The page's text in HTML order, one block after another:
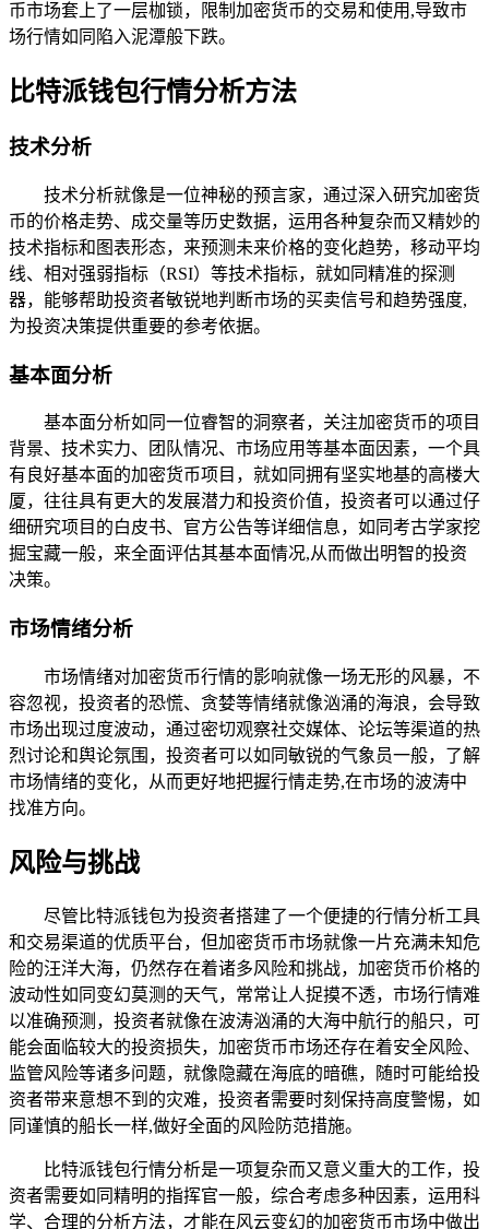
币市场套上了一层枷锁，限制加密货币的交易和使用,导致市
场行情如同陷入泥潭般下跌。
比特派钱包行情分析方法
技术分析
技术分析就像是一位神秘的预言家，通过深入研究加密货
币的价格走势、成交量等历史数据，运用各种复杂而又精妙的
技术指标和图表形态，来预测未来价格的变化趋势，移动平均
线、相对强弱指标（RSI）等技术指标，就如同精准的探测
器，能够帮助投资者敏锐地判断市场的买卖信号和趋势强度,
为投资决策提供重要的参考依据。
基本面分析
基本面分析如同一位睿智的洞察者，关注加密货币的项目
背景、技术实力、团队情况、市场应用等基本面因素，一个具
有良好基本面的加密货币项目，就如同拥有坚实地基的高楼大
厦，往往具有更大的发展潜力和投资价值，投资者可以通过仔
细研究项目的白皮书、官方公告等详细信息，如同考古学家挖
掘宝藏一般，来全面评估其基本面情况,从而做出明智的投资
决策。
市场情绪分析
市场情绪对加密货币行情的影响就像一场无形的风暴，不
容忽视，投资者的恐慌、贪婪等情绪就像汹涌的海浪，会导致
市场出现过度波动，通过密切观察社交媒体、论坛等渠道的热
烈讨论和舆论氛围，投资者可以如同敏锐的气象员一般，了解
市场情绪的变化，从而更好地把握行情走势,在市场的波涛中
找准方向。
风险与挑战
尽管比特派钱包为投资者搭建了一个便捷的行情分析工具
和交易渠道的优质平台，但加密货币市场就像一片充满未知危
险的汪洋大海，仍然存在着诸多风险和挑战，加密货币价格的
波动性如同变幻莫测的天气，常常让人捉摸不透，市场行情难
以准确预测，投资者就像在波涛汹涌的大海中航行的船只，可
能会面临较大的投资损失，加密货币市场还存在着安全风险、
监管风险等诸多问题，就像隐藏在海底的暗礁，随时可能给投
资者带来意想不到的灾难，投资者需要时刻保持高度警惕，如
同谨慎的船长一样,做好全面的风险防范措施。
比特派钱包行情分析是一项复杂而又意义重大的工作，投
资者需要如同精明的指挥官一般，综合考虑多种因素，运用科
学、合理的分析方法，才能在风云变幻的加密货币市场中做出